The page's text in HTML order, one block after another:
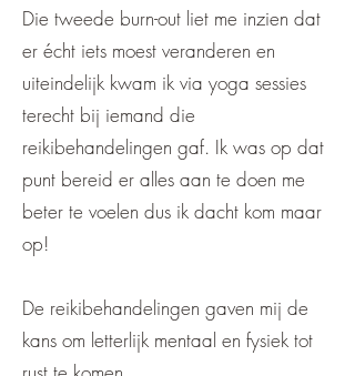
Die tweede burn-out liet me inzien dat
er écht iets moest veranderen en
uiteindelijk kwam ik via yoga sessies
terecht bij iemand die
reikibehandelingen gaf. Ik was op dat
punt bereid er alles aan te doen me
beter te voelen dus ik dacht kom maar
op!
De reikibehandelingen gaven mij de
kans om letterlijk mentaal en fysiek tot